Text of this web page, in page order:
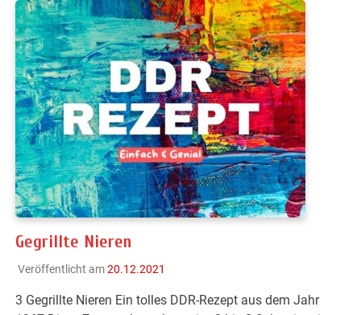
Gegrillte Nieren
Veröffentlicht am20.12.2021
3 Gegrillte Nieren Ein tolles DDR-Rezept aus dem Jahr